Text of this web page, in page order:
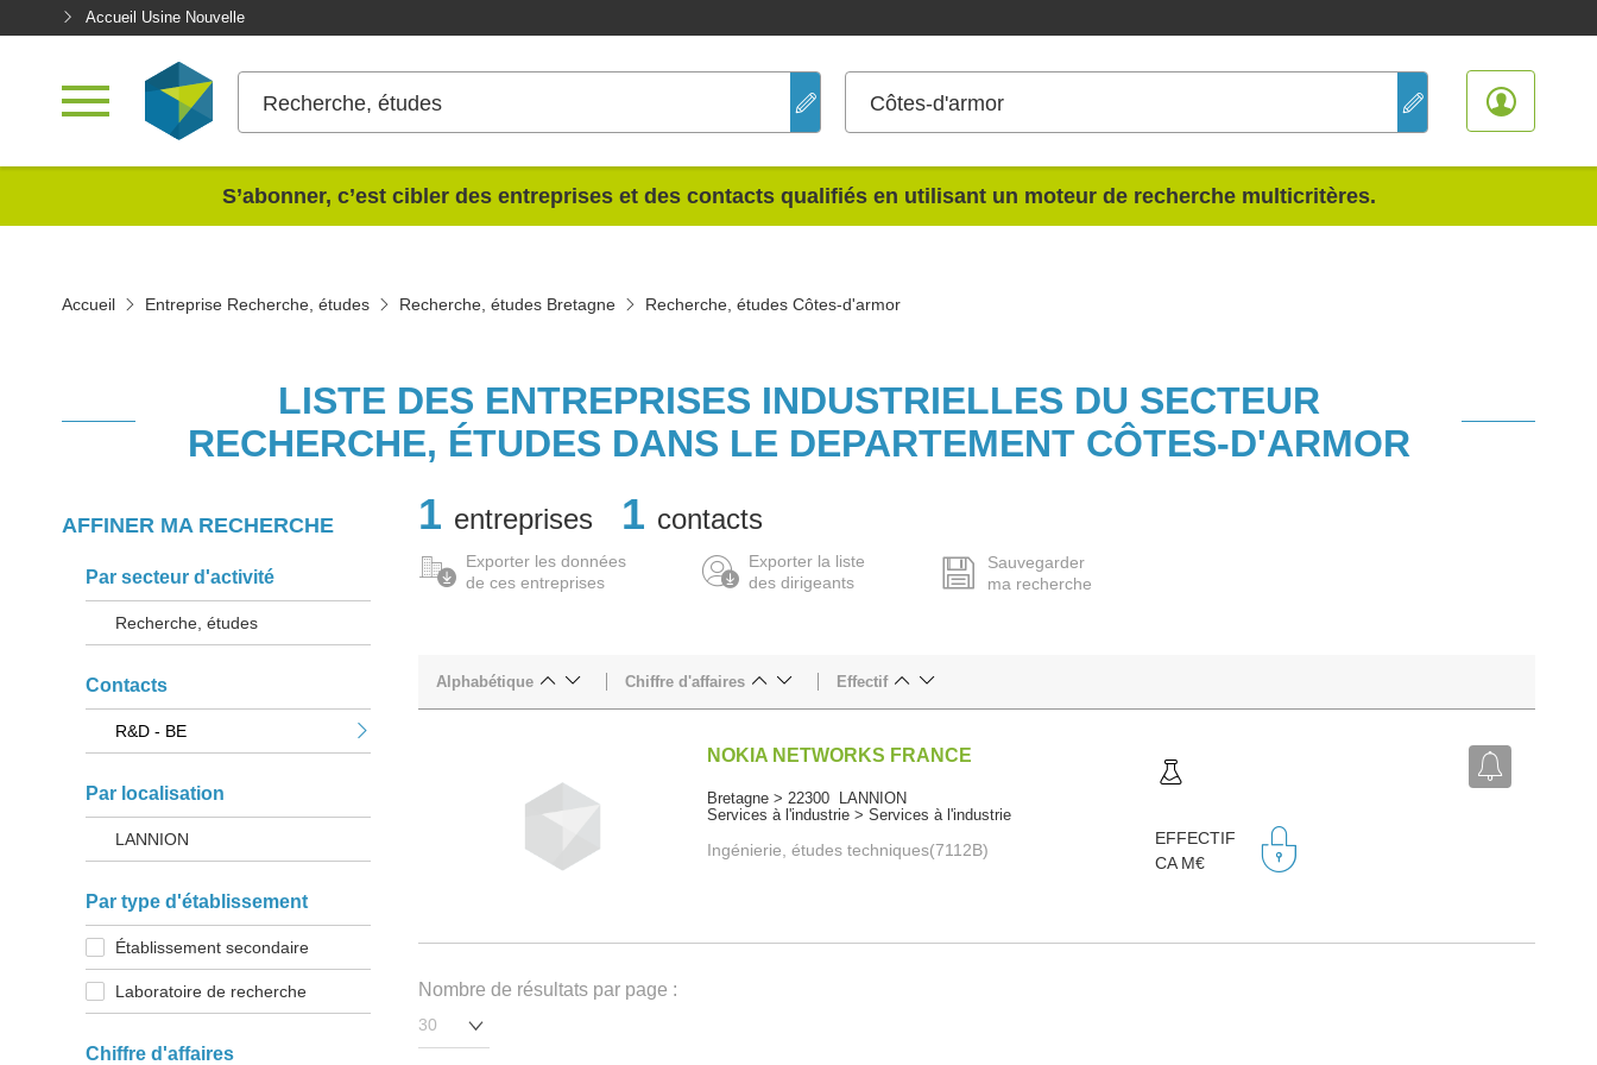
Accueil Usine Nouvelle
Recherche, études Côtes-d'armor
S’abonner, c’est cibler des entreprises et des contacts qualifiés en utilisant un moteur de recherche multicritères.
Accueil Entreprise Recherche, études Recherche, études Bretagne Recherche, études Côtes-d'armor
LISTE DES ENTREPRISES INDUSTRIELLES DU SECTEUR
RECHERCHE, ÉTUDES DANS LE DEPARTEMENT CÔTES-D'ARMOR
AFFINER MA RECHERCHE
Par secteur d'activité
Recherche, études
Contacts
R&D - BE
Par localisation
LANNION
Par type d'établissement
Établissement secondaire
Laboratoire de recherche
Chiffre d'affaires
1 entreprises 1 contacts
Exporter les données
de ces entreprises
Exporter la liste
des dirigeants
Sauvegarder
ma recherche
Alphabétique Chiffre d'affaires Effectif
NOKIA NETWORKS FRANCE
Bretagne > 22300 LANNION
Services à l'industrie > Services à l'industrie
Ingénierie, études techniques(7112B)
EFFECTIF
CA M€
Nombre de résultats par page :